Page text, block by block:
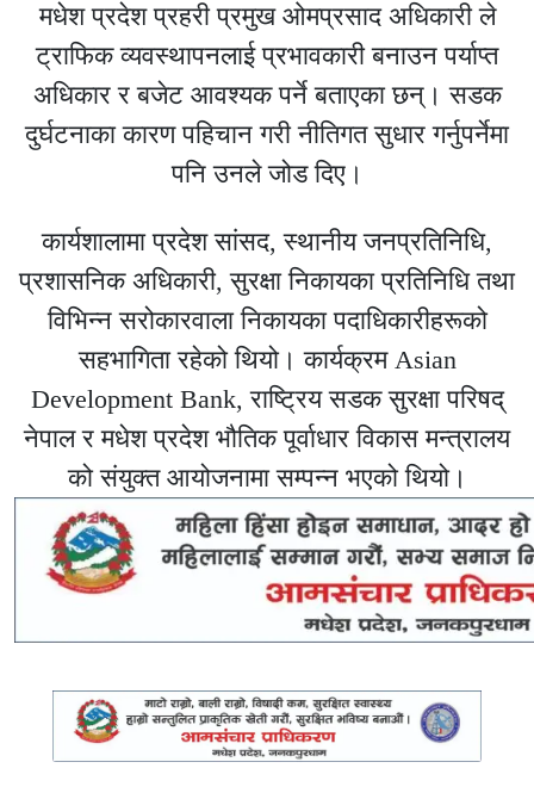
मधेश प्रदेश प्रहरी प्रमुख ओमप्रसाद अधिकारी ले
ट्राफिक व्यवस्थापनलाई प्रभावकारी बनाउन पर्याप्त
अधिकार र बजेट आवश्यक पर्ने बताएका छन्। सडक
दुर्घटनाका कारण पहिचान गरी नीतिगत सुधार गर्नुपर्नेमा
पनि उनले जोड दिए।
कार्यशालामा प्रदेश सांसद, स्थानीय जनप्रतिनिधि,
प्रशासनिक अधिकारी, सुरक्षा निकायका प्रतिनिधि तथा
विभिन्न सरोकारवाला निकायका पदाधिकारीहरूको
सहभागिता रहेको थियो। कार्यक्रम Asian
Development Bank, राष्ट्रिय सडक सुरक्षा परिषद्
नेपाल र मधेश प्रदेश भौतिक पूर्वाधार विकास मन्त्रालय
को संयुक्त आयोजनामा सम्पन्न भएको थियो।